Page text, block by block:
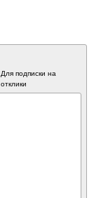
Для подписки на
отклики